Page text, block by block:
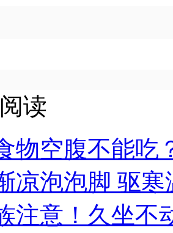
读
物空腹不能吃
凉泡泡脚 驱
注意！久坐不